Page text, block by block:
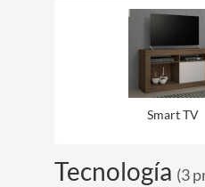
Smart TV
Tecnología (3